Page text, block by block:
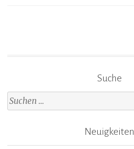
Suche
Suche
nach:
Neuigkeiten